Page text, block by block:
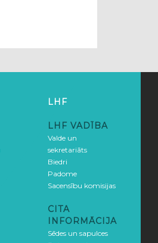
LHF
LHF VADĪBA
Valde un
sekretariāts
Biedri
Padome
Sacensību komisijas
CITA
INFORMĀCIJA
Sēdes un sapulces